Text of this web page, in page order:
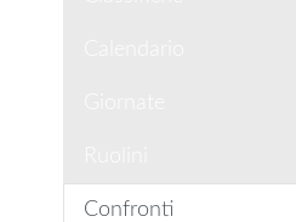
Confronti